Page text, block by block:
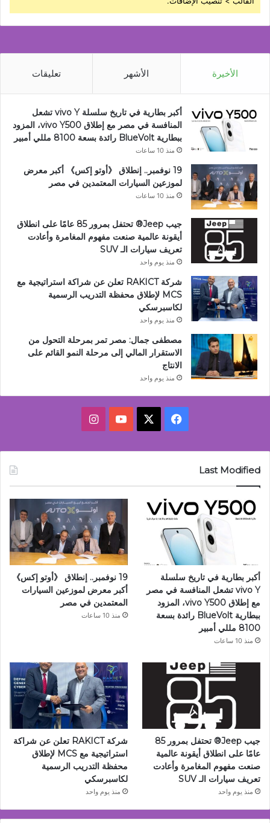
الأخيرة الأشهر تعليقات
أكبر بطارية في تاريخ سلسلة vivo Y تشعل
المنافسة في مصر مع إطلاق vivo Y500، المزود
ببطارية BlueVolt رائدة بسعة 8100 مللي أمبير
منذ 10 ساعات
19 نوفمبر.. إنطلاق 《أوتو إكس》 أكبر معرض
لموزعين السيارات المعتمدين في مصر
منذ 10 ساعات
جيب Jeep®️ تحتفل بمرور 85 عامًا على انطلاق
أيقونة عالمية صنعت مفهوم المغامرة وأعادت
تعريف سيارات الـ SUV
منذ يوم واحد
شركة RAKICT تعلن عن شراكة استراتيجية مع
MCS لإطلاق محفظة التدريب الرسمية
لكاسبرسكي
منذ يوم واحد
مصطفى جمال: مصر تمر بمرحلة التحول من
الاستقرار المالي إلى مرحلة النمو القائم على
الانتاج
منذ يوم واحد
فيسبوك ‫YouTubeانستقرام
Last Modified
أكبر بطارية في تاريخ سلسلة
vivo Y تشعل المنافسة في مصر
مع إطلاق vivo Y500، المزود
ببطارية BlueVolt رائدة بسعة
8100 مللي أمبير
منذ 10 ساعات
19 نوفمبر.. إنطلاق 《أوتو إكس》
أكبر معرض لموزعين السيارات
المعتمدين في مصر
منذ 10 ساعات
جيب Jeep®️ تحتفل بمرور 85
عامًا على انطلاق أيقونة عالمية
صنعت مفهوم المغامرة وأعادت
تعريف سيارات الـ SUV
منذ يوم واحد
شركة RAKICT تعلن عن شراكة
استراتيجية مع MCS لإطلاق
محفظة التدريب الرسمية
لكاسبرسكي
منذ يوم واحد